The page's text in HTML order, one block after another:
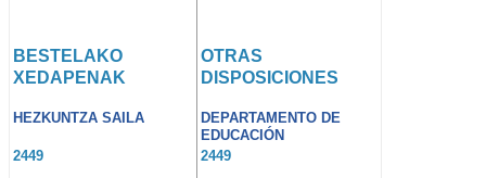
BESTELAKO
XEDAPENAK
OTRAS
DISPOSICIONES
HEZKUNTZA SAILA
DEPARTAMENTO DE
EDUCACIÓN
2449
2449